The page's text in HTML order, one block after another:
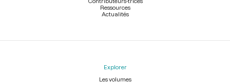
Ressources
Actualités
Explorer
Les volumes